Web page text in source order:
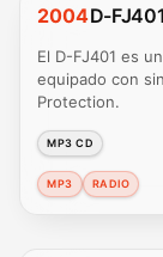
2004D-FJ401
El D-FJ401 es
equipado con
Protection.
MP3 CD
MP3 RADIO